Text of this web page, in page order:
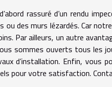
rassuré d’un rendu
ou des murs lézardés. Car
Par ailleurs, un autre
sommes ouverts tous les
d’installation. Enfin, vous
pour votre satisfaction.